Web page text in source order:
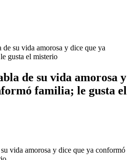
su vida amorosa y dice que ya
gusta el misterio
de su vida amorosa y
familia; le gusta el